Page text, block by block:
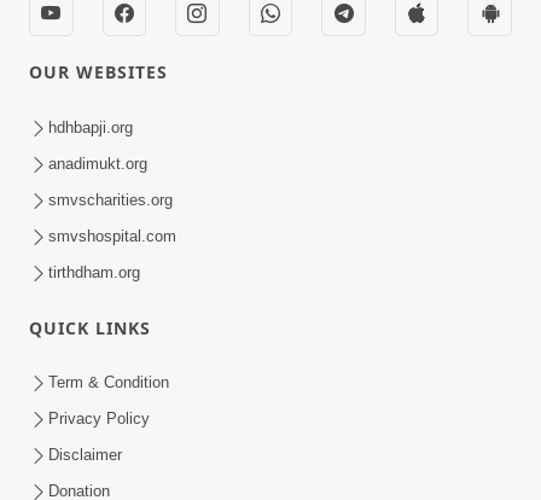
OUR WEBSITES
hdhbapji.org
anadimukt.org
smvscharities.org
smvshospital.com
tirthdham.org
QUICK LINKS
Term & Condition
Privacy Policy
Disclaimer
Donation